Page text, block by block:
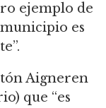
ejemplo de
es
Aigneren
que “es